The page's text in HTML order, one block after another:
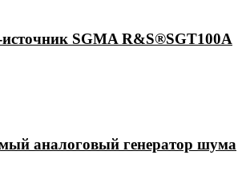
SGMA R&S®SGT100A
аналоговый генератор шума